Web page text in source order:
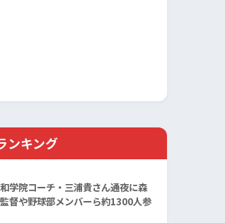
ンキング
学院コーチ・三浦貴さん通夜に森
督や野球部メンバーら約1300人参